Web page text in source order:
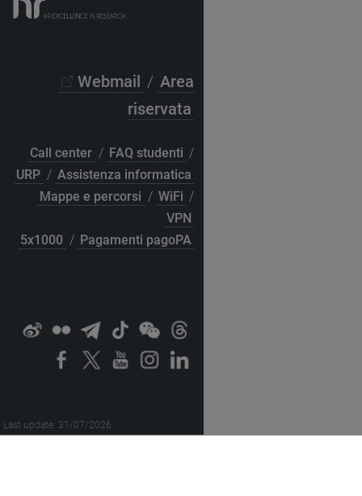
Webmail / Area
riservata
Call center / FAQ studenti /
URP / Assistenza informatica
Mappe e percorsi / WiFi /
VPN
5x1000 / Pagamenti pagoPA
Last update: 31/07/2026